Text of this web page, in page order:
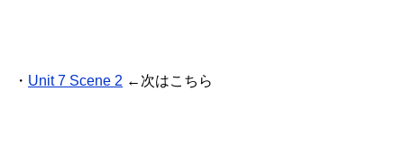
・ Unit 7 Scene 2 ←次はこちら